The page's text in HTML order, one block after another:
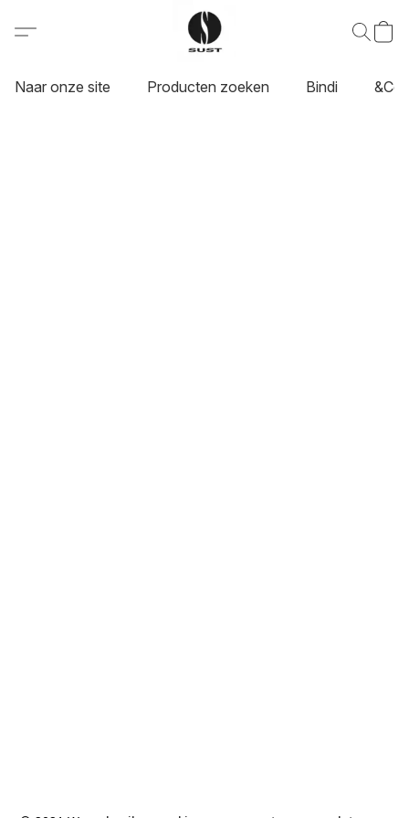
Naar onze site Producten zoeken Bindi &Co